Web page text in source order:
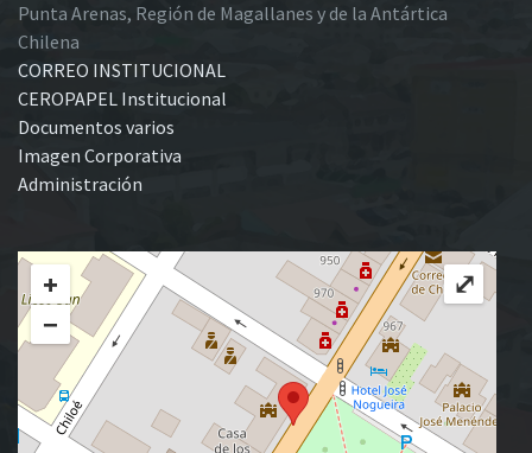
Punta Arenas, Región de Magallanes y de la Antártica
Chilena
CORREO INSTITUCIONAL
CEROPAPEL Institucional
Documentos varios
Imagen Corporativa
Administración
+
−
⤢